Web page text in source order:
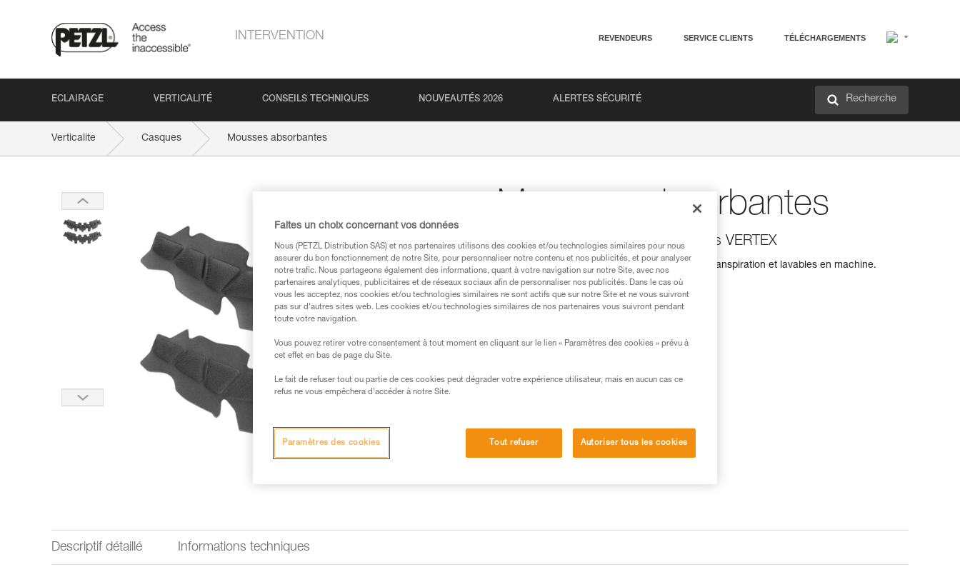
INTERVENTION REVENDEURS SERVICE CLIENTS TÉLÉCHARGEMENTS
ECLAIRAGE VERTICALITÉ CONSEILS TECHNIQUES NOUVEAUTÉS 2026 ALERTES SÉCURITÉ Recherche
Verticalite Casques Mousses absorbantes
Mousses absorbantes
Mousses absorbantes pour casques VERTEX
Mousses pour casques VERTEX, absorbant la transpiration et lavables en machine.
Trouvez un revendeur
Descriptif détaillé Informations techniques
Faites un choix concernant vos données
Nous (PETZL Distribution SAS) et nos partenaires utilisons des cookies et/ou technologies similaires pour nous
assurer du bon fonctionnement de notre Site, pour personnaliser notre contenu et nos publicités, et pour analyser
notre trafic. Nous partageons également des informations, quant à votre navigation sur notre Site, avec nos
partenaires analytiques, publicitaires et de réseaux sociaux afin de personnaliser nos publicités. Dans le cas où
vous les acceptez, nos cookies et/ou technologies similaires ne sont actifs que sur notre Site et ne vous suivront
pas sur d’autres sites web. Les cookies et/ou technologies similaires de nos partenaires vous suivront pendant
toute votre navigation.
Vous pouvez retirer votre consentement à tout moment en cliquant sur le lien « Paramètres des cookies » prévu à
cet effet en bas de page du Site.
Le fait de refuser tout ou partie de ces cookies peut dégrader votre expérience utilisateur, mais en aucun cas ce
refus ne vous empêchera d’accéder à notre Site.
Tout refuser Autoriser tous les cookies
Paramètres des cookies